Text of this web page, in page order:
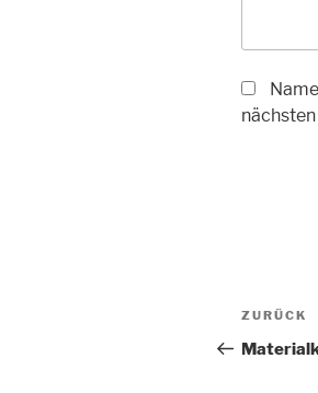
Beitrag
ZURÜCK